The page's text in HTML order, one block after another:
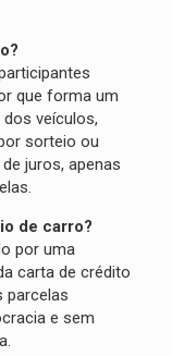
que forma um
veículos,
sorteio ou
juros, apenas
de carro?
por uma
carta de crédito
parcelas
e sem